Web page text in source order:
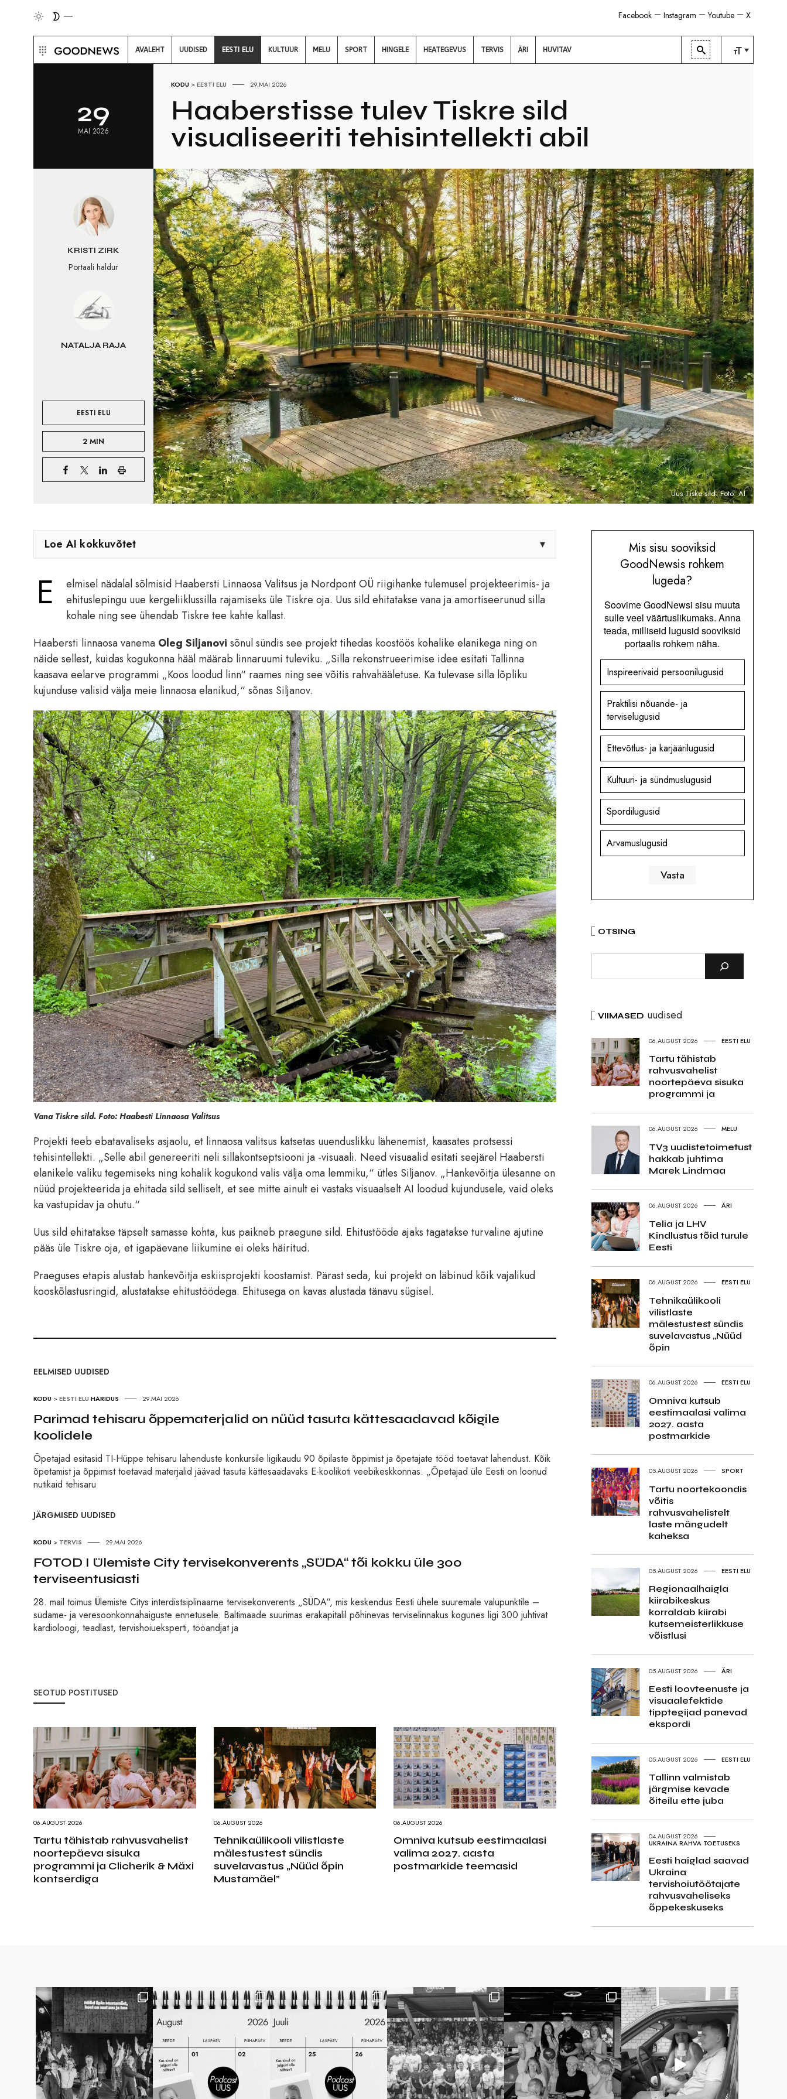
X
Youtube
Instagram
Facebook
AVALEHT UUDISED EESTI ELU KULTUUR MELU SPORT HINGELE HEATEGEVUS TERVIS ÄRI HUVITAV
29
MAI 2026
KODU >EESTI ELU 29.MAI 2026
Haaberstisse tulev Tiskre sild
visualiseeriti tehisintellekti abil
KRISTI ZIRK
Portaali haldur
NATALJA RAJA
EESTI ELU
2 MIN
Uus Tiske sild. Foto: AI
Loe AI kokkuvõtet ▾
E
elmisel nädalal sõlmisid Haabersti Linnaosa Valitsus ja Nordpont OÜ riigihanke tulemusel projekteerimis- ja
ehituslepingu uue kergeliiklussilla rajamiseks üle Tiskre oja. Uus sild ehitatakse vana ja amortiseerunud silla
kohale ning see ühendab Tiskre tee kahte kallast.
Haabersti linnaosa vanema Oleg Siljanovi sõnul sündis see projekt tihedas koostöös kohalike elanikega ning on
näide sellest, kuidas kogukonna hääl määrab linnaruumi tuleviku. „Silla rekonstrueerimise idee esitati Tallinna
kaasava eelarve programmi „Koos loodud linn“ raames ning see võitis rahvahääletuse. Ka tulevase silla lõpliku
kujunduse valisid välja meie linnaosa elanikud,“ sõnas Siljanov.
Vana Tiskre sild. Foto: Haabesti Linnaosa Valitsus
Projekti teeb ebatavaliseks asjaolu, et linnaosa valitsus katsetas uuenduslikku lähenemist, kaasates protsessi
tehisintellekti. „Selle abil genereeriti neli sillakontseptsiooni ja -visuaali. Need visuaalid esitati seejärel Haabersti
elanikele valiku tegemiseks ning kohalik kogukond valis välja oma lemmiku,“ ütles Siljanov. „Hankevõitja ülesanne on
nüüd projekteerida ja ehitada sild selliselt, et see mitte ainult ei vastaks visuaalselt AI loodud kujundusele, vaid oleks
ka vastupidav ja ohutu.“
Uus sild ehitatakse täpselt samasse kohta, kus paikneb praegune sild. Ehitustööde ajaks tagatakse turvaline ajutine
pääs üle Tiskre oja, et igapäevane liikumine ei oleks häiritud.
Praeguses etapis alustab hankevõitja eskiisprojekti koostamist. Pärast seda, kui projekt on läbinud kõik vajalikud
kooskõlastusringid, alustatakse ehitustöödega. Ehitusega on kavas alustada tänavu sügisel.
EELMISED UUDISED
KODU >EESTI ELU HARIDUS 29.MAI 2026
Parimad tehisaru õppematerjalid on nüüd tasuta kättesaadavad kõigile
koolidele
Õpetajad esitasid TI-Hüppe tehisaru lahenduste konkursile ligikaudu 90 õpilaste õppimist ja õpetajate tööd toetavat lahendust. Kõik
õpetamist ja õppimist toetavad materjalid jäävad tasuta kättesaadavaks E-koolikoti veebikeskkonnas. „Õpetajad üle Eesti on loonud
nutikaid tehisaru
JÄRGMISED UUDISED
KODU > TERVIS 29.MAI 2026
FOTOD I Ülemiste City tervisekonverents „SÜDA“ tõi kokku üle 300
terviseentusiasti
28. mail toimus Ülemiste Citys interdistsiplinaarne tervisekonverents „SÜDA“, mis keskendus Eesti ühele suuremale valupunktile –
südame- ja veresoonkonnahaiguste ennetusele. Baltimaade suurimas erakapitalil põhinevas terviselinnakus kogunes ligi 300 juhtivat
kardioloogi, teadlast, tervishoiueksperti, tööandjat ja
SEOTUD POSTITUSED
06.AUGUST 2026
Tartu tähistab rahvusvahelist
noortepäeva sisuka
programmi ja Clicherik & Mäxi
kontserdiga
06.AUGUST 2026
Tehnikaülikooli vilistlaste
mälestustest sündis
suvelavastus „Nüüd õpin
Mustamäel”
06.AUGUST 2026
Omniva kutsub eestimaalasi
valima 2027. aasta
postmarkide teemasid
Mis sisu sooviksid
GoodNewsis rohkem
lugeda?
Soovime GoodNewsi sisu muuta
sulle veel väärtuslikumaks. Anna
teada, milliseid lugusid sooviksid
portaalis rohkem näha.
Inspireerivaid persoonilugusid
Praktilisi nõuande- ja
terviselugusid
Ettevõtlus- ja karjäärilugusid
Kultuuri- ja sündmuslugusid
Spordilugusid
Arvamuslugusid
OTSING
VIIMASED uudised
06.AUGUST 2026 EESTI ELU
Tartu tähistab
rahvusvahelist
noortepäeva sisuka
programmi ja
06.AUGUST 2026 MELU
TV3 uudistetoimetust
hakkab juhtima
Marek Lindmaa
06.AUGUST 2026 ÄRI
Telia ja LHV
Kindlustus tõid turule
Eesti
06.AUGUST 2026 EESTI ELU
Tehnikaülikooli
vilistlaste
mälestustest sündis
suvelavastus „Nüüd
õpin
06.AUGUST 2026 EESTI ELU
Omniva kutsub
eestimaalasi valima
2027. aasta
postmarkide
05.AUGUST 2026 SPORT
Tartu noortekoondis
võitis
rahvusvahelistelt
laste mängudelt
kaheksa
05.AUGUST 2026 EESTI ELU
Regionaalhaigla
kiirabikeskus
korraldab kiirabi
kutsemeisterlikkuse
võistlusi
05.AUGUST 2026 ÄRI
Eesti loovteenuste ja
visuaalefektide
tipptegijad panevad
ekspordi
05.AUGUST 2026 EESTI ELU
Tallinn valmistab
järgmise kevade
õiteilu ette juba
04.AUGUST 2026
UKRAINA RAHVA TOETUSEKS
Eesti haiglad saavad
Ukraina
tervishoiutöötajate
rahvusvaheliseks
õppekeskuseks